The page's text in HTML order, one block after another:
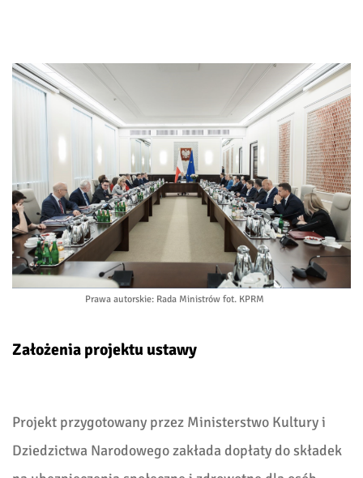
Prawa autorskie: Rada Ministrów fot. KPRM
Założenia projektu ustawy
Projekt przygotowany przez Ministerstwo Kultury i
Dziedzictwa Narodowego zakłada dopłaty do składek